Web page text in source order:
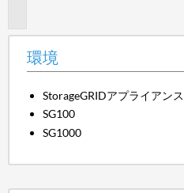
環境
StorageGRIDアプライアンス
SG100
SG1000